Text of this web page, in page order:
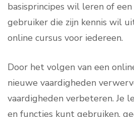
basisprincipes wil leren of
gebruiker die zijn kennis wil
online cursus voor iedereen.
Door het volgen van een
nieuwe vaardigheden
vaardigheden verbeteren. Je
en functies kunt gebruiken,